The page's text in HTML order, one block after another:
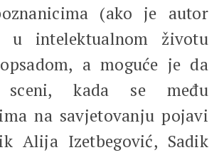
(ako je autor
u intelektualnom životu
a moguće je da
kada se među
na savjetovanju pojavi
Alija Izetbegović, Sadik